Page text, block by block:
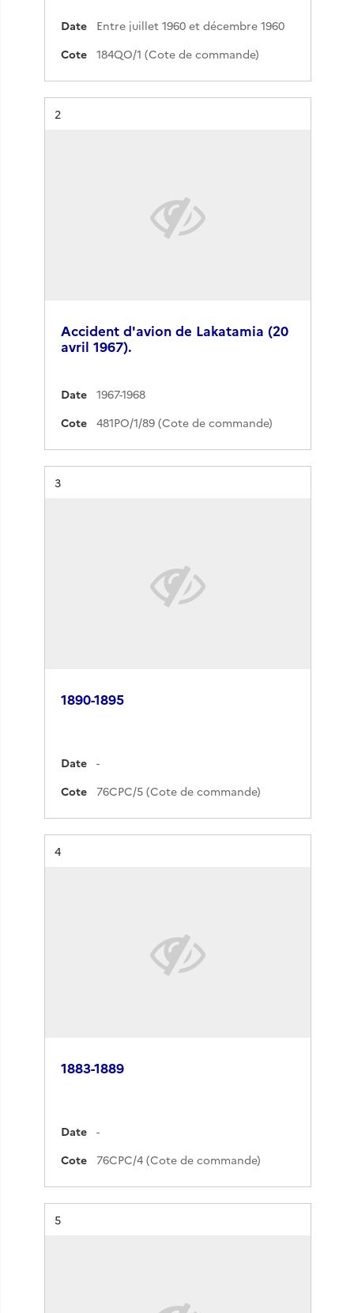
Date
Entre juillet 1960 et décembre 1960
Cote
184QO/1 (Cote de commande)
Résultat n°
2
Accident d'avion de Lakatamia (20
avril 1967).
Date
1967-1968
Cote
481PO/1/89 (Cote de commande)
Résultat n°
3
1890-1895
Date
-
Cote
76CPC/5 (Cote de commande)
Résultat n°
4
1883-1889
Date
-
Cote
76CPC/4 (Cote de commande)
Résultat n°
5